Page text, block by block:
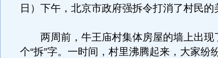
日）下午，北京市政府强拆令打消了村民的
两周前，牛王庙村集体房屋的墙上出现
个“拆”字。一时间，村里沸腾起来，大家纷